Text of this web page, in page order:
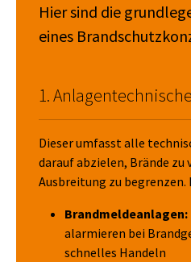
Hier sind die
eines
1.
Dieser umfasst alle
darauf abzielen, Brände zu
Ausbreitung zu begrenzen.
Brandmeldeanlagen:
alarmieren bei
schnelles Handeln